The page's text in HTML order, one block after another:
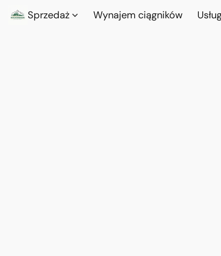
Sprzedaż Wynajem ciągników